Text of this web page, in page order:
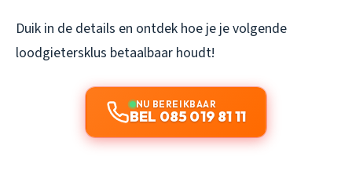
Duik in de details en ontdek hoe je je volgende
loodgietersklus betaalbaar houdt!
NU BEREIKBAAR
BEL 085 019 81 11